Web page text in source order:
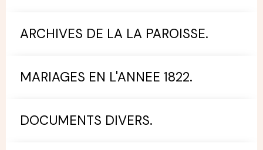
ARCHIVES DE LA LA PAROISSE.
MARIAGES EN L'ANNEE 1822.
DOCUMENTS DIVERS.